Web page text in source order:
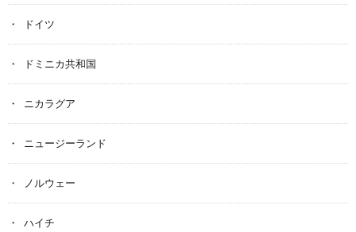
ドイツ
ドミニカ共和国
ニカラグア
ニュージーランド
ノルウェー
ハイチ